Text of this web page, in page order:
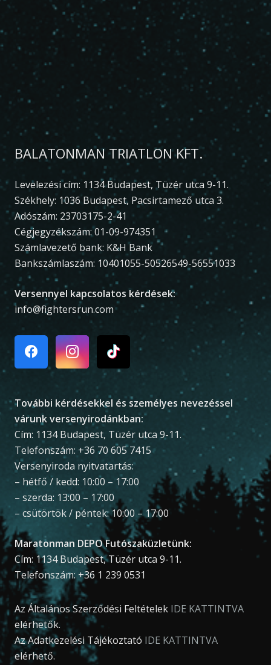
BALATONMAN TRIATLON KFT.
Levelezési cím: 1134 Budapest, Tüzér utca 9-11.
Székhely: 1036 Budapest, Pacsirtamező utca 3.
Adószám: 23703175-2-41
Cégjegyzékszám: 01-09-974351
Számlavezető bank: K&H Bank
Bankszámlaszám: 10401055-50526549-56551033
Versennyel kapcsolatos kérdések:
info@fightersrun.com
További kérdésekkel és személyes nevezéssel
várunk versenyirodánkban:
Cím: 1134 Budapest, Tüzér utca 9-11.
Telefonszám: +36 70 605 7415
Versenyiroda nyitvatartás:
– hétfő / kedd: 10:00 – 17:00
– szerda: 13:00 – 17:00
– csütörtök / péntek: 10:00 – 17:00
Maratonman DEPO Futószaküzletünk:
Cím: 1134 Budapest, Tüzér utca 9-11.
Telefonszám: +36 1 239 0531
Az Általános Szerződési Feltételek IDE KATTINTVA
elérhetők.
Az Adatkezelési Tájékoztató IDE KATTINTVA
elérhető.